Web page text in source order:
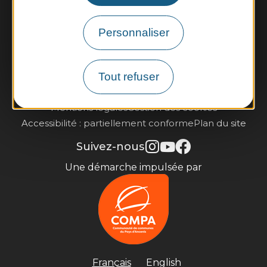
Personnaliser
Tout refuser
Contactez-nous
Infos pratiques et brochures
Je m'inscris à la newsletter
Mentions légalesGestion des cookies
Accessibilité : partiellement conformePlan du site
Suivez-nous
Une démarche impulsée par
Français English